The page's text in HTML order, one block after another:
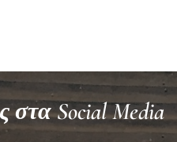
Social Media